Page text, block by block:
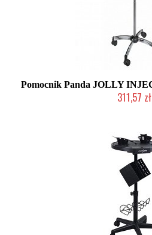
Pomocnik Panda JOLLY
311,57 zł